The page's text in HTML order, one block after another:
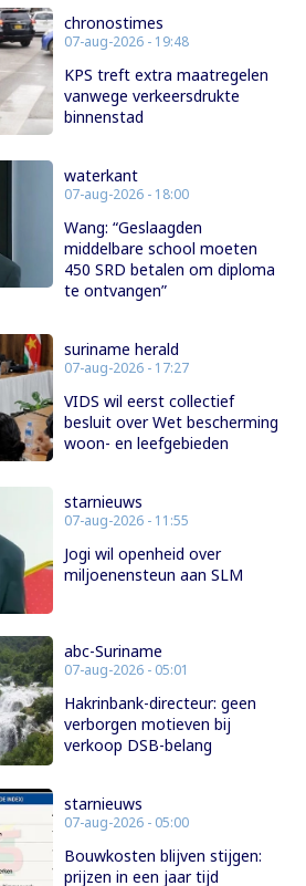
chronostimes
07-aug-2026 - 19:48
KPS treft extra maatregelen
vanwege verkeersdrukte
binnenstad
waterkant
07-aug-2026 - 18:00
Wang: “Geslaagden
middelbare school moeten
450 SRD betalen om diploma
te ontvangen”
suriname herald
07-aug-2026 - 17:27
VIDS wil eerst collectief
besluit over Wet bescherming
woon- en leefgebieden
starnieuws
07-aug-2026 - 11:55
Jogi wil openheid over
miljoenensteun aan SLM
abc-Suriname
07-aug-2026 - 05:01
Hakrinbank-directeur: geen
verborgen motieven bij
verkoop DSB-belang
starnieuws
07-aug-2026 - 05:00
Bouwkosten blijven stijgen:
prijzen in een jaar tijd